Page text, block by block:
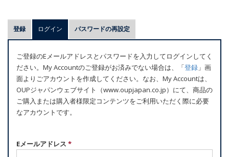
プ
ラ
マ
リ
ー
タ
ブ
登録 ログイン (アクティブなタブ)
パスワードの再設定
ご登録のEメールアドレスとパスワードを入力してログインしてく
ださい。My Accountのご登録がお済みでない場合は、「登録 」画
面よりごアカウントを作成してください。なお、My Accountは、
OUPジャパンウェブサイト（www.oupjapan.co.jp）にて、商品の
ご購入または購入者様限定コンテンツをご利用いただく際に必要
なアカウントです。
Eメールアドレス *